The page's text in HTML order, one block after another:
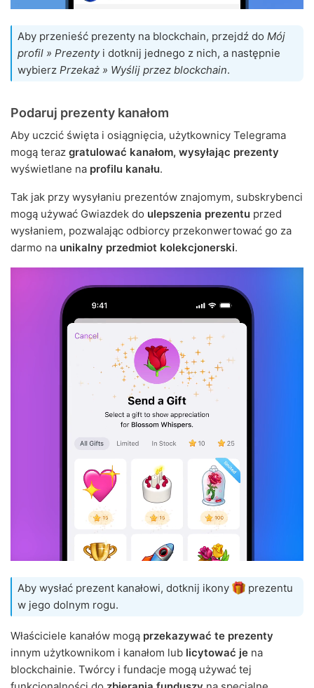
Aby przenieść prezenty na blockchain, przejdź do Mój
profil » Prezentyi dotknij jednego z nich, a następnie
wybierz Przekaż » Wyślij przez blockchain.
Podaruj prezenty kanałom
Aby uczcić święta i osiągnięcia, użytkownicy Telegrama
mogą teraz gratulować kanałom, wysyłając prezenty
wyświetlane na profilu kanału.
Tak jak przy wysyłaniu prezentów znajomym, subskrybenci
mogą używać Gwiazdek do ulepszenia prezentu przed
wysłaniem, pozwalając odbiorcy przekonwertować go za
darmo na unikalny przedmiot kolekcjonerski.
Aby wysłać prezent kanałowi, dotknij ikony
prezentu
w jego dolnym rogu.
Właściciele kanałów mogą przekazywać te prezenty
innym użytkownikom i kanałom lub licytować je na
blockchainie. Twórcy i fundacje mogą używać tej